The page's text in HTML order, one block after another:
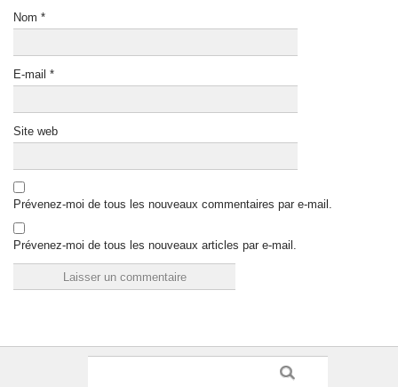
Nom *
E-mail *
Site web
Prévenez-moi de tous les nouveaux commentaires par e-mail.
Prévenez-moi de tous les nouveaux articles par e-mail.